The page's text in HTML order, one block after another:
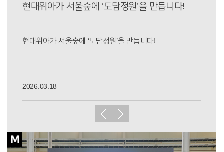
현대위아가 서울숲에 ‘도담정원’을 만듭니다!
현대위아가 서울숲에 ‘도담정원’을 만듭니다!
2026.03.18